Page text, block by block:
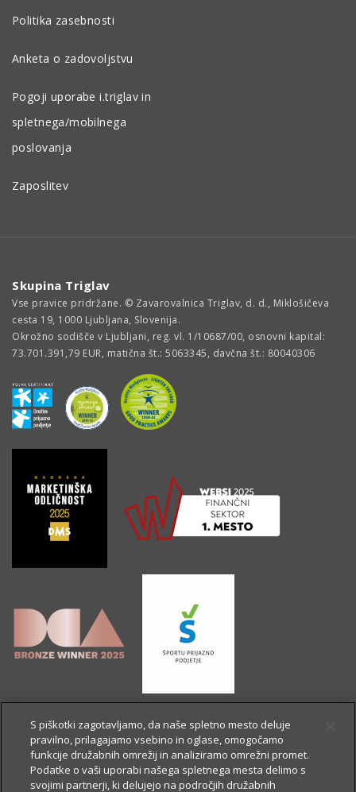
Politika zasebnosti
Anketa o zadovoljstvu
Pogoji uporabe i.triglav in
spletnega/mobilnega
poslovanja
Zaposlitev
Skupina Triglav
Vse pravice pridržane. © Zavarovalnica Triglav, d. d., Miklošičeva
cesta 19, 1000 Ljubljana, Slovenija.
Okrožno sodišče v Ljubljani, reg. vl. 1/10687/00, osnovni kapital:
73.701.391,79 EUR, matična št.: 5063345, davčna št.: 80040306
S piškotki zagotavljamo, da naše spletno mesto deluje
pravilno, prilagajamo vsebino in oglase, omogočamo
funkcije družabnih omrežij in analiziramo omrežni promet.
Podatke o vaši uporabi našega spletnega mesta delimo s
svojimi partnerji, ki delujejo na področjih družabnih